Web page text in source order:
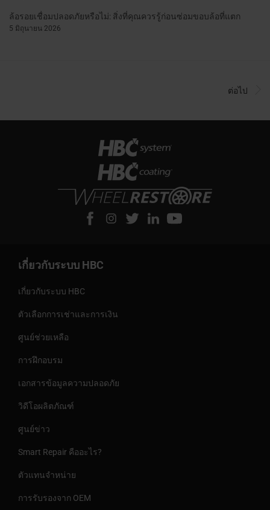
ล้อรอยเชื่อมปลอดภัยหรือไม่: สิ่งที่คุณควรรู้ก่อนซ่อมขอบล้อที่แตก
5 มิถุนายน 2026
ต่อไป
เกี่ยวกับระบบ HBC
เกี่ยวกับระบบ HBC
ตัวเลือกการเช่าและการเงิน
ศูนย์ช่วยเหลือ
การฝึกอบรม
เอกสารข้อมูลความปลอดภัย
วิดีโอผลิตภัณฑ์
ศูนย์ข่าว
Smart Repair คืออะไร?
ตัวแทนจำหน่าย
การรับรองจาก OEM